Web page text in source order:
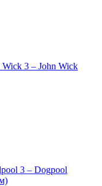
3 – John Wick
3 – Dogpool